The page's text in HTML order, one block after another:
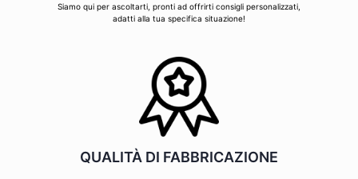
Siamo qui per ascoltarti, pronti ad offrirti consigli personalizzati,
adatti alla tua specifica situazione!
QUALITÀ DI FABBRICAZIONE